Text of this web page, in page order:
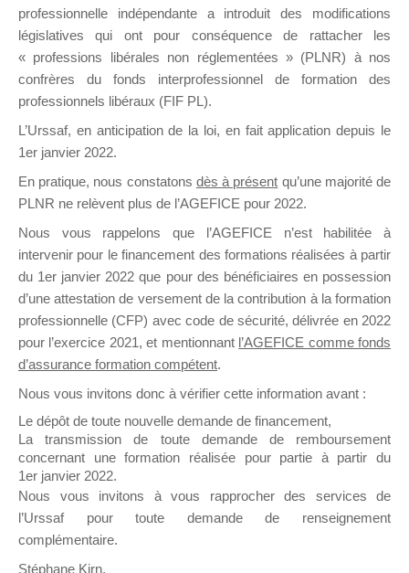
DIRIGEANT
il y a un mois
Ce groupe est destiné aux Organismes de
Formation qui souhaitent répondre à l’Appel à
Propositions Mallette du Dirigeant.
Ce groupe propose un forum dédié au support
sur lequel il est possible de laisser un message
ou poser une question.
NB : Il est nécessaire d’être
pouvoir rejoindre ce groupe
professionnelle indépendante a introduit des modifications
législatives qui ont pour conséquence de rattacher les
« professions libérales non réglementées » (PLNR) à nos
confrères du fonds interprofessionnel de formation des
professionnels libéraux (FIF PL).
L’Urssaf, en anticipation de la loi, en fait application depuis le
1er janvier 2022.
En pratique, nous constatons dès à présent qu’une majorité de
PLNR ne relèvent plus de l’AGEFICE pour 2022.
Nous vous rappelons que l’AGEFICE n’est habilitée à
intervenir pour le financement des formations réalisées à partir
du 1er janvier 2022 que pour des bénéficiaires en possession
d’une attestation de versement de la contribution à la formation
professionnelle (CFP) avec code de sécurité, délivrée en 2022
pour l’exercice 2021, et mentionnant l’AGEFICE comme fonds
d’assurance formation compétent.
Nous vous invitons donc à vérifier cette information avant :
Le dépôt de toute nouvelle demande de financement,
La transmission de toute demande de remboursement
concernant une formation réalisée pour partie à partir du
1er janvier 2022.
Nous vous invitons à vous rapprocher des services de
l’Urssaf pour toute demande de renseignement
complémentaire.
Stéphane Kirn,